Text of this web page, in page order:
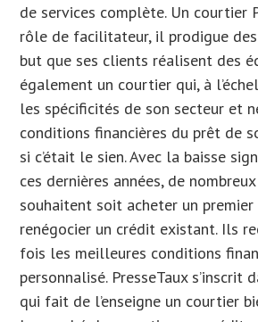
de services complète. Un courtier
rôle de facilitateur, il prodigue
but que ses clients réalisent des
également un courtier qui, à
les spécificités de son secteur et
conditions financières du prêt de
si c’était le sien. Avec la baisse
ces dernières années, de
souhaitent soit acheter un premier
renégocier un crédit existant. Ils
fois les meilleures conditions
personnalisé. PresseTaux s’inscrit
qui fait de l’enseigne un courtier